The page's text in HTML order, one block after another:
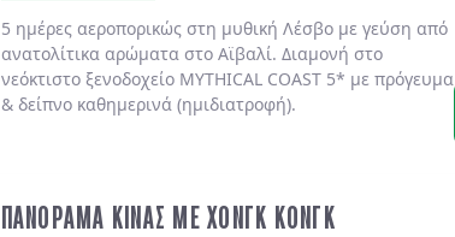
5 ημέρες αεροπορικώς στη μυθική Λέσβο με γεύση από
ανατολίτικα αρώματα στο Αϊβαλί. Διαμονή στο
νεόκτιστο ξενοδοχείο MYTHICAL COAST 5* με πρόγευμα
& δείπνοκαθημερινά (ημιδιατροφή).
ΠΑΝΟΡΑΜΑ ΚΙΝΑΣ ΜΕ ΧΟΝΓΚ ΚΟΝΓΚ